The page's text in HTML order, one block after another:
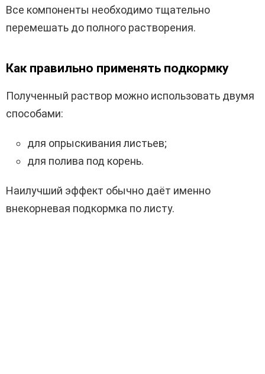
Все компоненты необходимо тщательно
перемешать до полного растворения.
Как правильно применять подкормку
Полученный раствор можно использовать двумя
способами:
для опрыскивания листьев;
для полива под корень.
Наилучший эффект обычно даёт именно
внекорневая подкормка по листу.